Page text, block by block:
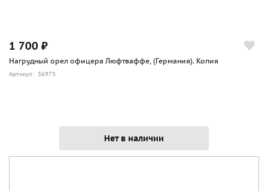
1 700 ₽
Нагрудный орел офицера Люфтваффе, (Германия). Копия
Артикул: 36973
Нет в наличии